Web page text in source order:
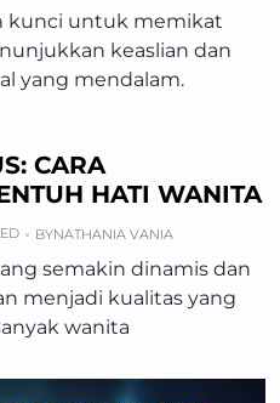
kunci untuk memikat
keaslian dan
yang mendalam.
CARA
HATI WANITA
BYNATHANIA VANIA
semakin dinamis dan
menjadi kualitas yang
wanita